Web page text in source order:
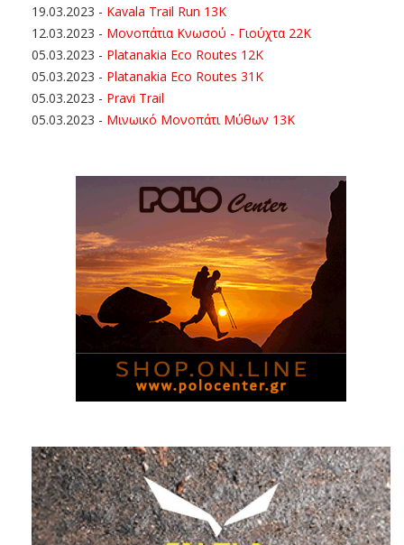
19.03.2023 - Kavala Trail Run 13K
12.03.2023 - Μονοπάτια Κνωσού - Γιούχτα 22Κ
05.03.2023 - Platanakia Eco Routes 12K
05.03.2023 - Platanakia Eco Routes 31K
05.03.2023 - Pravi Trail
05.03.2023 - Μινωικό Μονοπάτι Μύθων 13Κ